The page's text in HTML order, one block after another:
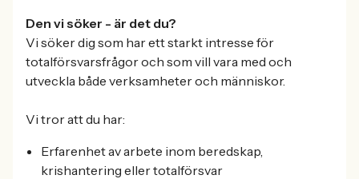
Den vi söker - är det du?
Vi söker dig som har ett starkt intresse för
totalförsvarsfrågor och som vill vara med och
utveckla både verksamheter och människor.
Vi tror att du har:
Erfarenhet av arbete inom beredskap,
krishantering eller totalförsvar